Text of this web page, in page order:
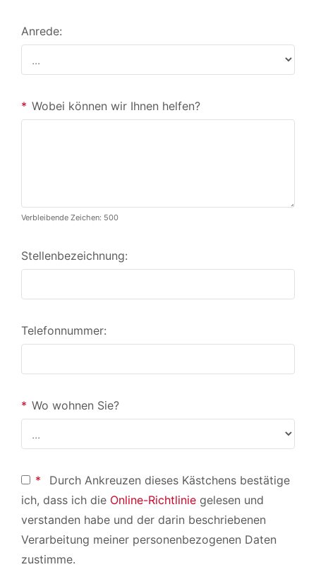
Anrede:
* Wobei können wir Ihnen helfen?
Verbleibende Zeichen: 500
Stellenbezeichnung:
Telefonnummer:
* Wo wohnen Sie?
*
Durch Ankreuzen dieses Kästchens bestätige
ich, dass ich die Online-Richtlinie gelesen und
verstanden habe und der darin beschriebenen
Verarbeitung meiner personenbezogenen Daten
zustimme.